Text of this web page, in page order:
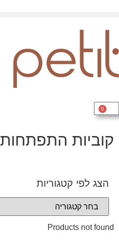
0
קוביות התפתחות
הצג לפי קטגוריות
Products not found